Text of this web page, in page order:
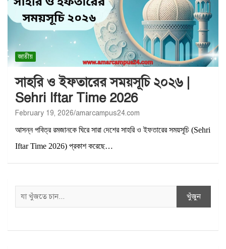
জাতীয়
সাহরি ও ইফতারের সময়সূচি ২০২৬ |
Sehri Iftar Time 2026
February 19, 2026 amarcampus24.com
আসন্ন পবিত্র রমজানকে ঘিরে সারা দেশের সাহরি ও ইফতারের সময়সূচি (Sehri
Iftar Time 2026) প্রকাশ করেছে…
Search
খুঁজুন